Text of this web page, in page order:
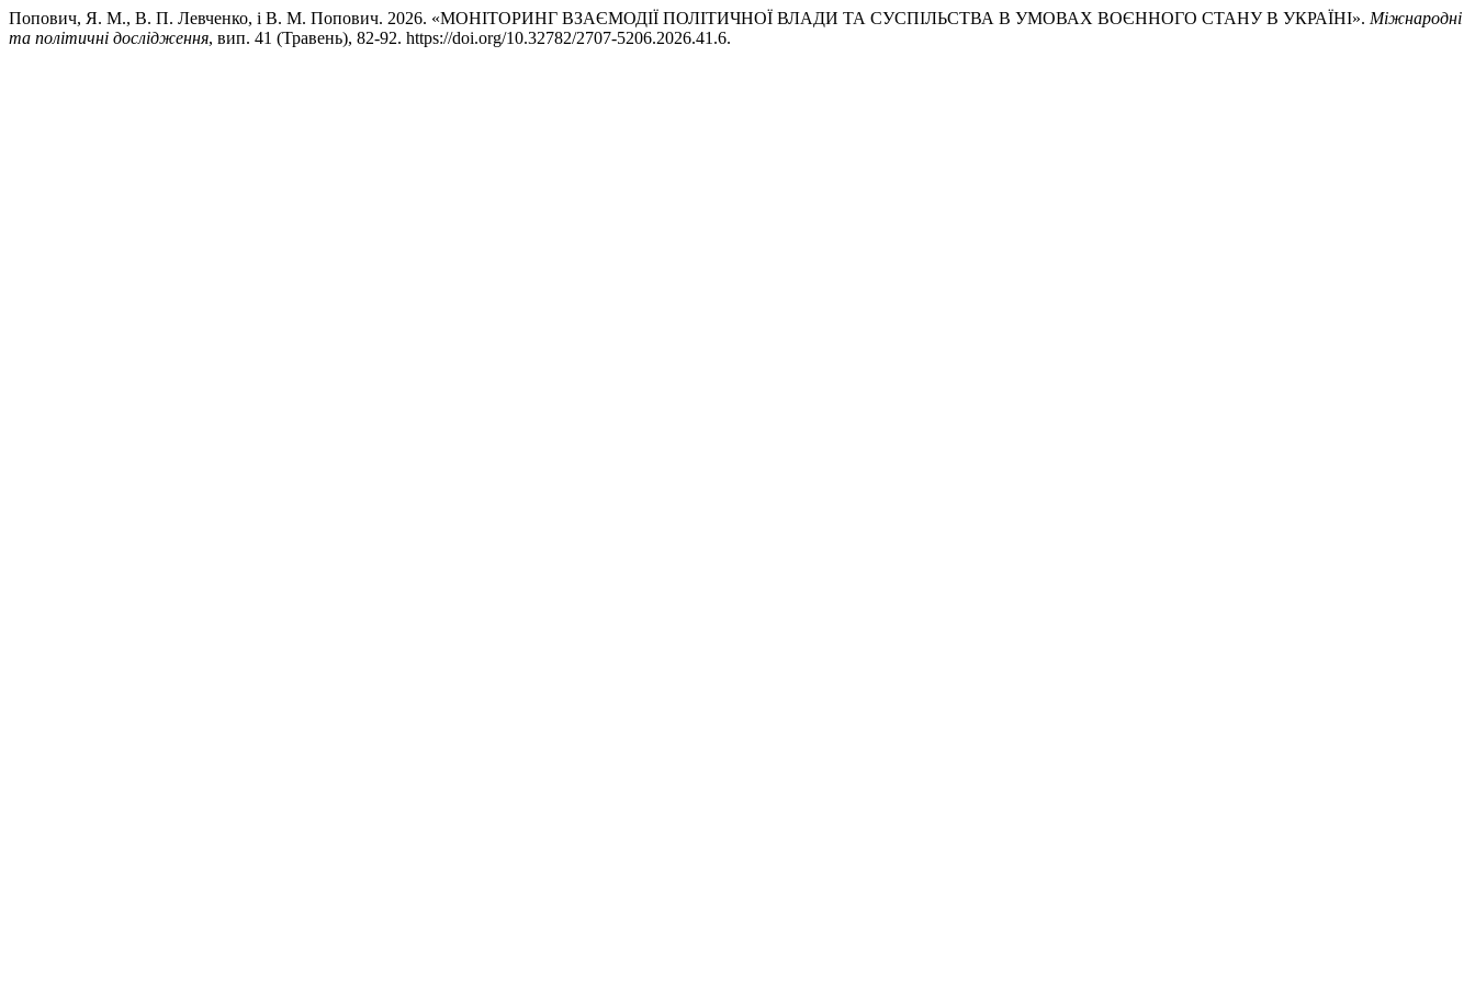
Попович, Я. М., В. П. Левченко, і В. М. Попович. 2026. «МОНІТОРИНГ ВЗАЄМОДІЇ ПОЛІТИЧНОЇ ВЛАДИ ТА СУСПІЛЬСТВА В УМОВАХ ВОЄННОГО СТАНУ В УКРАЇНІ». Міжнародні
та політичні дослідження, вип. 41 (Травень), 82-92. https://doi.org/10.32782/2707-5206.2026.41.6.